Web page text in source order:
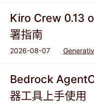
Kiro Crew 0.13
署指南
2026-08-07
Bedrock
器工具上手使用